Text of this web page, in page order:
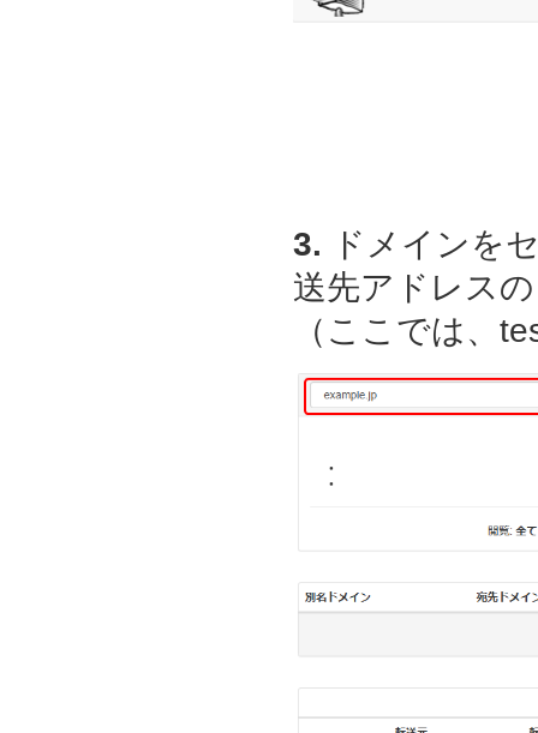
3.
ドメインを
送先アドレス
（ここでは、